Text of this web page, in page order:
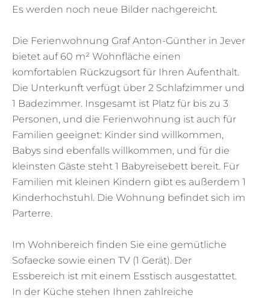
Es werden noch neue Bilder nachgereicht.
Die Ferienwohnung Graf Anton-Günther in Jever
bietet auf 60 m² Wohnfläche einen
komfortablen Rückzugsort für Ihren Aufenthalt.
Die Unterkunft verfügt über 2 Schlafzimmer und
1 Badezimmer. Insgesamt ist Platz für bis zu 3
Personen, und die Ferienwohnung ist auch für
Familien geeignet: Kinder sind willkommen,
Babys sind ebenfalls willkommen, und für die
kleinsten Gäste steht 1 Babyreisebett bereit. Für
Familien mit kleinen Kindern gibt es außerdem 1
Kinderhochstuhl. Die Wohnung befindet sich im
Parterre.
Im Wohnbereich finden Sie eine gemütliche
Sofaecke sowie einen TV (1 Gerät). Der
Essbereich ist mit einem Esstisch ausgestattet.
In der Küche stehen Ihnen zahlreiche